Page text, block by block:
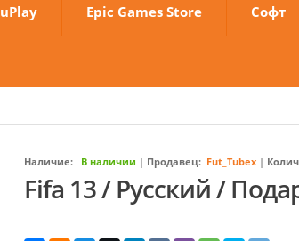
uPlay Epic Games Store Софт
Наличие: В наличии | Продавец: Fut_Tubex |
Fifa 13 / Русский /